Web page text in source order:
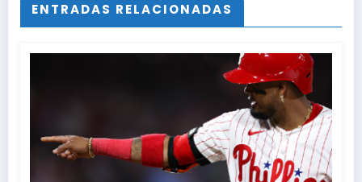
ENTRADAS RELACIONADAS